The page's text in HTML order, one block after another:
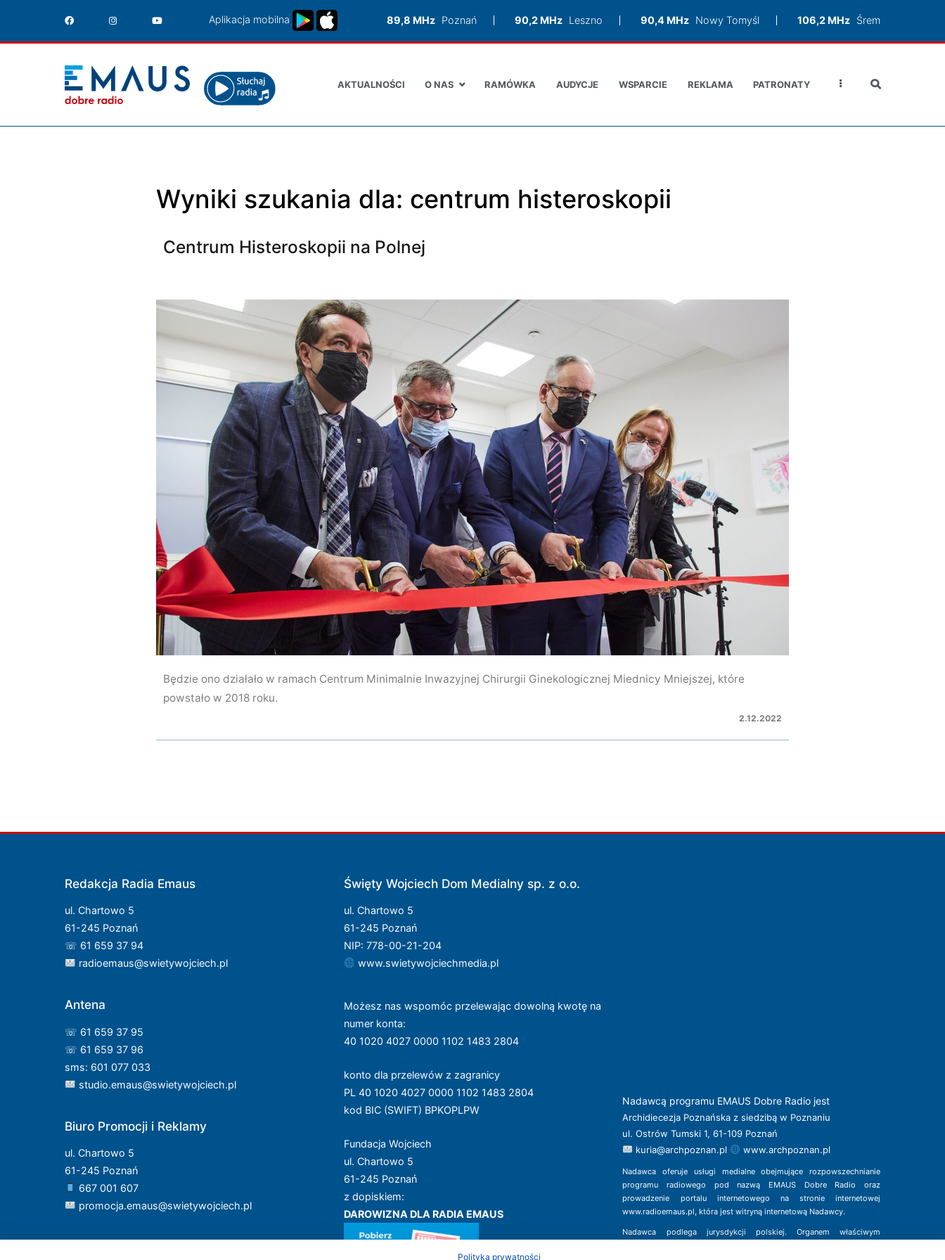
treści
89,8 MHz Poznań 90,2 MHz Leszno 90,4 MHz Nowy Tomyśl 106,2 MHz Śrem
Aplikacja mobilna
AKTUALNOŚCI O NAS RAMÓWKA AUDYCJE WSPARCIE REKLAMA PATRONATY
Wyniki szukania dla: centrum histeroskopii
Centrum Histeroskopii na Polnej
Będzie ono działało w ramach Centrum Minimalnie Inwazyjnej Chirurgii Ginekologicznej Miednicy Mniejszej, które
powstało w 2018 roku.
2.12.2022
Redakcja Radia Emaus
ul. Chartowo 5
61-245 Poznań
☏ 61 659 37 94
radioemaus@swietywojciech.pl
Antena
☏ 61 659 37 95
☏ 61 659 37 96
sms: 601 077 033
studio.emaus@swietywojciech.pl
Biuro Promocji i Reklamy
ul. Chartowo 5
61-245 Poznań
667 001 607
promocja.emaus@swietywojciech.pl
Święty Wojciech Dom Medialny sp. z o.o.
ul. Chartowo 5
61-245 Poznań
NIP: 778-00-21-204
www.swietywojciechmedia.pl
Możesz nas wspomóc przelewając dowolną kwotę na
numer konta:
40 1020 4027 0000 1102 1483 2804
konto dla przelewów z zagranicy
PL 40 1020 4027 0000 1102 1483 2804
kod BIC (SWIFT) BPKOPLPW
Fundacja Wojciech
ul. Chartowo 5
61-245 Poznań
z dopiskiem:
DAROWIZNA DLA RADIA EMAUS
Nadawcą programu EMAUS Dobre Radio jest
Archidiecezja Poznańska z siedzibą w Poznaniu
ul. Ostrów Tumski 1, 61-109 Poznań
kuria@archpoznan.pl
www.archpoznan.pl
Nadawca oferuje usługi medialne obejmujące rozpowszechnianie
programu radiowego pod nazwą EMAUS Dobre Radio oraz
prowadzenie portalu internetowego na stronie internetowej
www.radioemaus.pl, która jest witryną internetową Nadawcy.
Nadawca podlega jurysdykcji polskiej. Organem właściwym
Polityka prywatności